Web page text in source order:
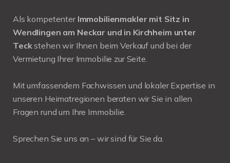
Als kompetenter Immobilienmakler mit Sitz in
Wendlingen am Neckar und in Kirchheim unter
Teckstehen wir Ihnen beim Verkauf und bei der
Vermietung Ihrer Immobilie zur Seite.
Mit umfassendem Fachwissen und lokaler Expertise in
unseren Heimatregionen beraten wir Sie in allen
Fragen rund um Ihre Immobilie.
Sprechen Sie uns an – wir sind für Sie da.